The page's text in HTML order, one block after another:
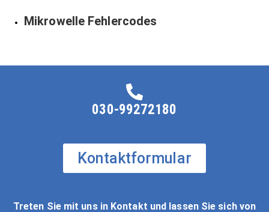
Mikrowelle Fehlercodes
030-99272180
Kontaktformular
Treten Sie mit uns in Kontakt und lassen Sie sich von